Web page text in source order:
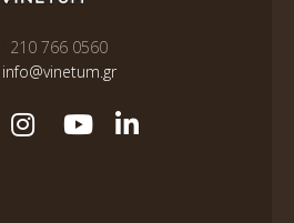
210 766 0560
info@vinetum.gr